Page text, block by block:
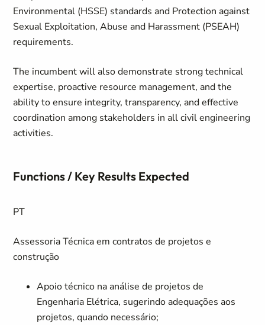
Environmental (HSSE) standards and Protection against
Sexual Exploitation, Abuse and Harassment (PSEAH)
requirements.
The incumbent will also demonstrate strong technical
expertise, proactive resource management, and the
ability to ensure integrity, transparency, and effective
coordination among stakeholders in all civil engineering
activities.
Functions / Key Results Expected
PT
Assessoria Técnica em contratos de projetos e
construção
Apoio técnico na análise de projetos de
Engenharia Elétrica, sugerindo adequações aos
projetos, quando necessário;